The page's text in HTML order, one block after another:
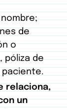
nombre;
de
o
póliza de
relaciona,
un